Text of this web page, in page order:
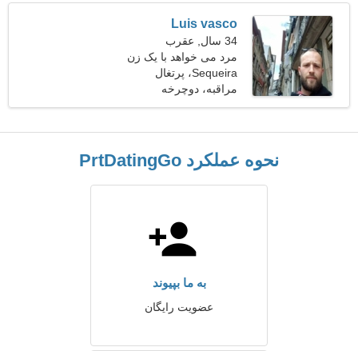
Luis vasco
34 سال, عقرب
مرد می خواهد با یک زن
ملاقات کند
Sequeira، پرتغال
مراقبه، دوچرخه
نحوه عملکرد PrtDatingGo
به ما بپیوند
عضویت رایگان